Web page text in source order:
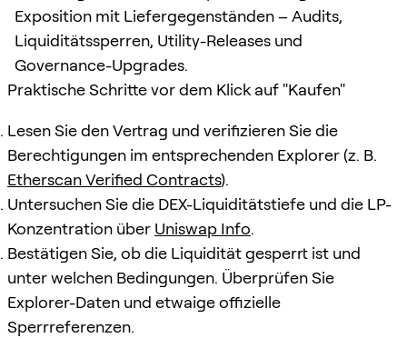
Exposition mit Liefergegenständen – Audits,
Liquiditätssperren, Utility-Releases und
Governance-Upgrades.
Praktische Schritte vor dem Klick auf "Kaufen"
Lesen Sie den Vertrag und verifizieren Sie die
Berechtigungen im entsprechenden Explorer (z. B.
Etherscan Verified Contracts).
Untersuchen Sie die DEX-Liquiditätstiefe und die LP-
Konzentration über Uniswap Info.
Bestätigen Sie, ob die Liquidität gesperrt ist und
unter welchen Bedingungen. Überprüfen Sie
Explorer-Daten und etwaige offizielle
Sperrreferenzen.